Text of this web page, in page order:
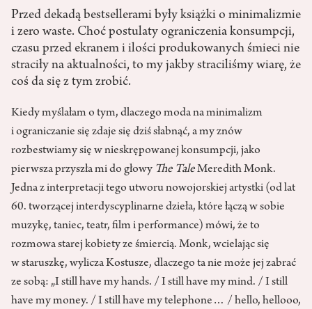
Przed dekadą bestsellerami były książki o minimalizmie
i zero waste. Choć postulaty ograniczenia konsumpcji,
czasu przed ekranem i ilości produkowanych śmieci nie
straciły na aktualności, to my jakby straciliśmy wiarę, że
coś da się z tym zrobić.
Kiedy myślałam o tym, dlaczego moda na minimalizm
i ograniczanie się zdaje się dziś słabnąć, a my znów
rozbestwiamy się w nieskrępowanej konsumpcji, jako
pierwsza przyszła mi do głowy The TaleMeredith Monk.
Jedna z interpretacji tego utworu nowojorskiej artystki (od lat
60. tworzącej interdyscyplinarne dzieła, które łączą w sobie
muzykę, taniec, teatr, film i performance) mówi, że to
rozmowa starej kobiety ze śmiercią. Monk, wcielając się
w staruszkę, wylicza Kostusze, dlaczego ta nie może jej zabrać
ze sobą: „I still have my hands. / I still have my mind. / I still
have my money. / I still have my telephone… / hello, hellooo,